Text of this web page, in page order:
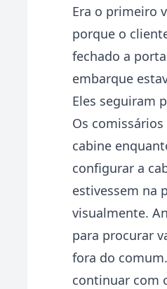
Era o primeiro
porque o
fechado a
embarque
Eles seguiram
Os
cabine
configurar a
estivessem na
visualmente.
para procurar
fora do
continuar com